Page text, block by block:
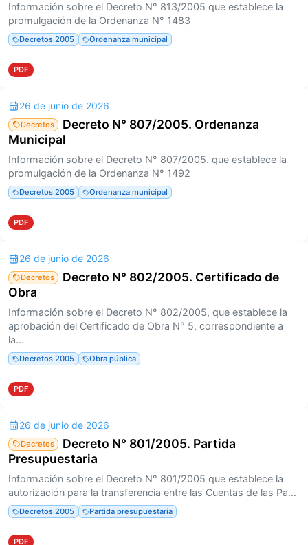
Información sobre el Decreto N° 813/2005 que establece la
promulgación de la Ordenanza N° 1483
Decretos 2005 Ordenanza municipal
PDF
26 de junio de 2026
Decretos
Decreto N° 807/2005. Ordenanza
Municipal
Información sobre el Decreto N° 807/2005. que establece la
promulgación de la Ordenanza N° 1492
Decretos 2005 Ordenanza municipal
PDF
26 de junio de 2026
Decretos
Decreto N° 802/2005. Certificado de
Obra
Información sobre el Decreto N° 802/2005, que establece la
aprobación del Certificado de Obra N° 5, correspondiente a
la...
Decretos 2005 Obra pública
PDF
26 de junio de 2026
Decretos
Decreto N° 801/2005. Partida
Presupuestaria
Información sobre el Decreto N° 801/2005 que establece la
autorización para la transferencia entre las Cuentas de las Pa...
Decretos 2005 Partida presupuestaria
PDF